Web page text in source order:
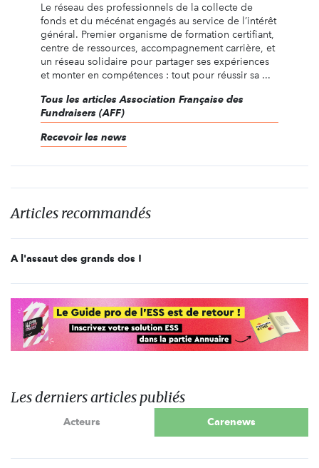
Le réseau des professionnels de la collecte de
fonds et du mécénat engagés au service de l’intérêt
général. Premier organisme de formation certifiant,
centre de ressources, accompagnement carrière, et
un réseau solidaire pour partager ses expériences
et monter en compétences : tout pour réussir sa ...
Tous les articles Association Française des
Fundraisers (AFF)
Recevoir les news
Articles recommandés
A l'assaut des grands dos !
Les derniers articles publiés
Acteurs Carenews